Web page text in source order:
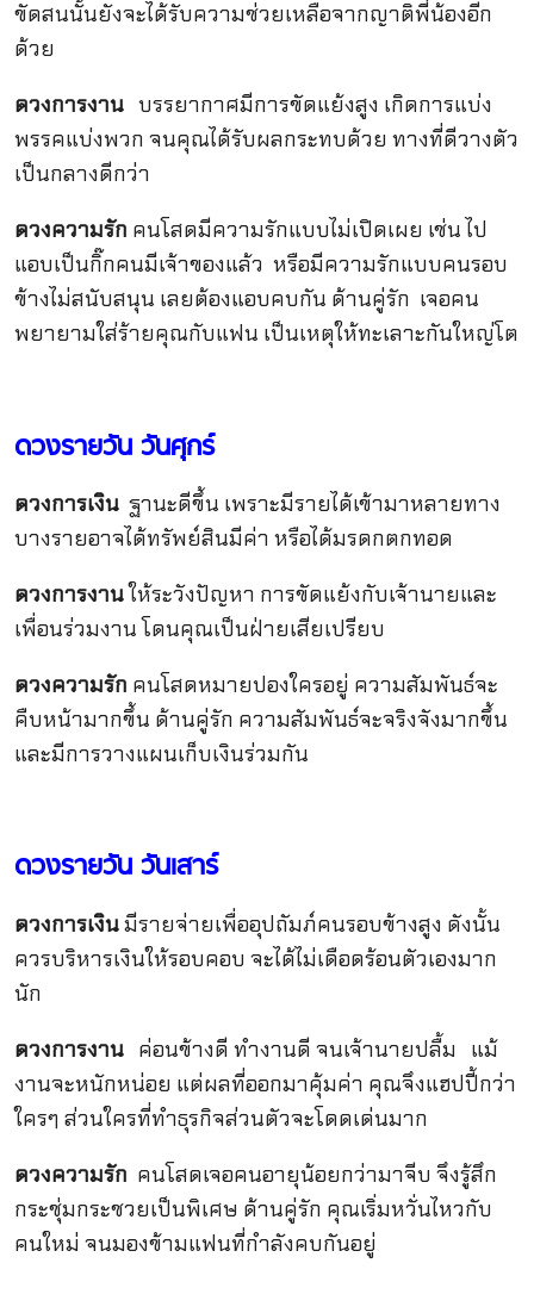
ขัดสนนั้นยังจะได้รับความช่วยเหลือจากญาติพี่น้องอีก
ด้วย
ดวงการงาน บรรยากาศมีการขัดแย้งสูง เกิดการแบ่ง
พรรคแบ่งพวก จนคุณได้รับผลกระทบด้วย ทางที่ดีวางตัว
เป็นกลางดีกว่า
ดวงความรัก คนโสดมีความรักแบบไม่เปิดเผย เช่น ไป
แอบเป็นกิ๊กคนมีเจ้าของแล้ว หรือมีความรักแบบคนรอบ
ข้างไม่สนับสนุน เลยต้องแอบคบกัน ด้านคู่รัก เจอคน
พยายามใส่ร้ายคุณกับแฟน เป็นเหตุให้ทะเลาะกันใหญ่โต
ดวงรายวัน วันศุกร์
ดวงการเงิน ฐานะดีขึ้น เพราะมีรายได้เข้ามาหลายทาง
บางรายอาจได้ทรัพย์สินมีค่า หรือได้มรดกตกทอด
ดวงการงานให้ระวังปัญหา การขัดแย้งกับเจ้านายและ
เพื่อนร่วมงาน โดนคุณเป็นฝ่ายเสียเปรียบ
ดวงความรัก คนโสดหมายปองใครอยู่ ความสัมพันธ์จะ
คืบหน้ามากขึ้น ด้านคู่รัก ความสัมพันธ์จะจริงจังมากขึ้น
และมีการวางแผนเก็บเงินร่วมกัน
ดวงรายวัน วันเสาร์
ดวงการเงินมีรายจ่ายเพื่ออุปถัมภ์คนรอบข้างสูง ดังนั้น
ควรบริหารเงินให้รอบคอบ จะได้ไม่เดือดร้อนตัวเองมาก
นัก
ดวงการงานค่อนข้างดี ทำงานดี จนเจ้านายปลื้ม แม้
งานจะหนักหน่อย แต่ผลที่ออกมาคุ้มค่า คุณจึงแฮปปี้กว่า
ใครๆ ส่วนใครที่ทำธุรกิจส่วนตัวจะโดดเด่นมาก
ดวงความรัก คนโสดเจอคนอายุน้อยกว่ามาจีบ จึงรู้สึก
กระชุ่มกระชวยเป็นพิเศษ ด้านคู่รัก คุณเริ่มหวั่นไหวกับ
คนใหม่ จนมองข้ามแฟนที่กำลังคบกันอยู่